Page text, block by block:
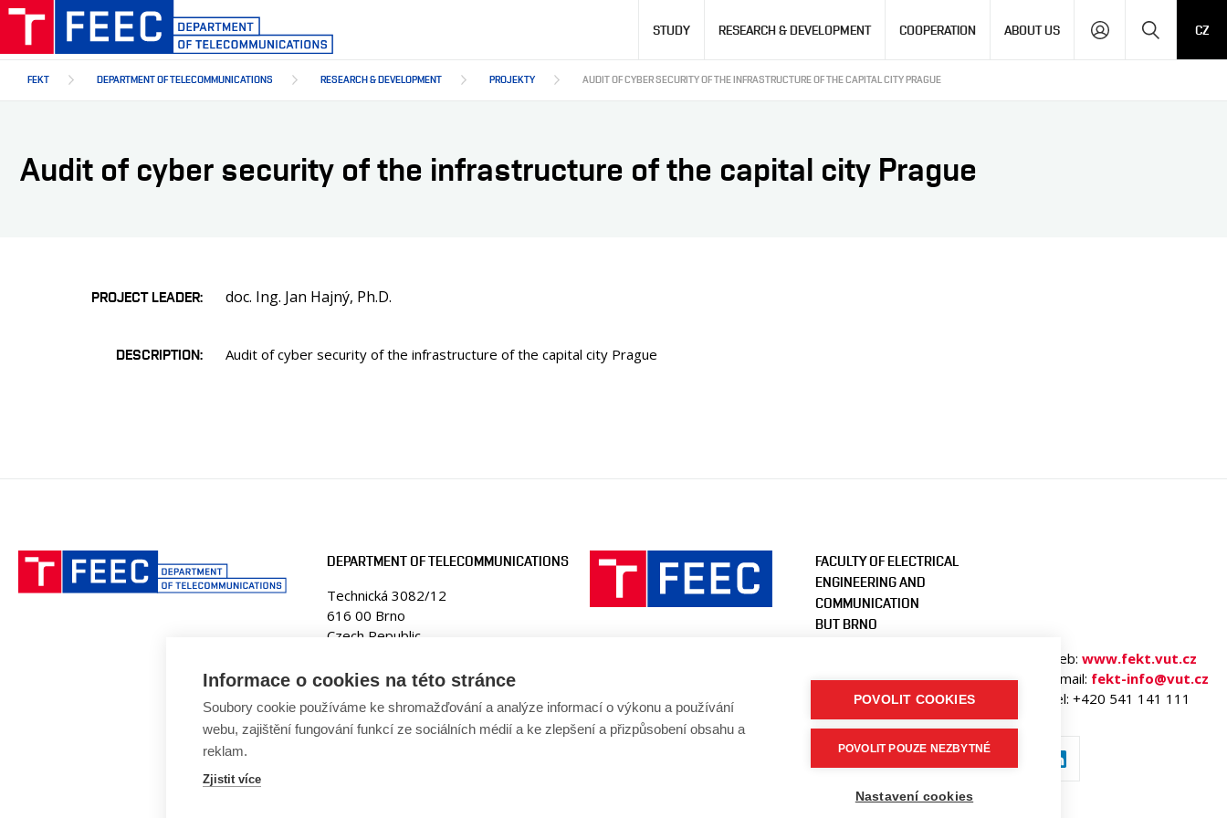
Skip
main
STUDY RESEARCH & DEVELOPMENT COOPERATION ABOUT US CZ
FEKT DEPARTMENT OF TELECOMMUNICATIONS RESEARCH & DEVELOPMENT PROJEKTY AUDIT OF CYBER SECURITY OF THE INFRASTRUCTURE OF THE CAPITAL CITY PRAGUE
Audit of cyber security of the infrastructure of the capital city Prague
PROJECT LEADER doc. Ing. Jan Hajný, Ph.D.
DESCRIPTION Audit of cyber security of the infrastructure of the capital city Prague
DEPARTMENT OF TELECOMMUNICATIONS
Technická 3082/12
616 00 Brno
Czech Republic
Web:
www.utko.fekt.vut.cz
E-mail:fekt-utko@vut.cz
Tel. +420 541 146 990
FACULTY OF ELECTRICAL
ENGINEERING AND
COMMUNICATION
BUT BRNO
616 00 Brno
Czech Republic
Web: www.fekt.vut.cz
E-mail: fekt-info@vut.cz
Tel: +420 541 141 111
Informace o cookies na této stránce
Soubory cookie používáme ke shromažďování a analýze informací o výkonu a používání
webu, zajištění fungování funkcí ze sociálních médií a ke zlepšení a přizpůsobení obsahu a
reklam.
Zjistit více
POVOLIT COOKIES
POVOLIT POUZE NEZBYTNÉ
Nastavení cookies